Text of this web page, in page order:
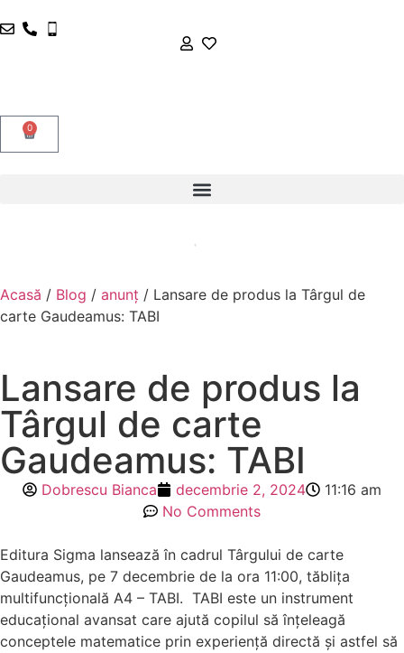
0
Acasă / Blog / anunț / Lansare de produs la Târgul de
carte Gaudeamus: TABI
Lansare de produs la
Târgul de carte
Gaudeamus: TABI
Dobrescu Bianca decembrie 2, 2024
11:16 am
No Comments
Editura Sigma lansează în cadrul Târgului de carte
Gaudeamus, pe 7 decembrie de la ora 11:00, tăblița
multifuncțională A4 – TABI. TABI este un instrument
educațional avansat care ajută copilul să înțeleagă
conceptele matematice prin experiență directă și astfel să